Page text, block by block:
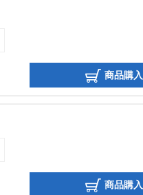
商品購入
商品購入